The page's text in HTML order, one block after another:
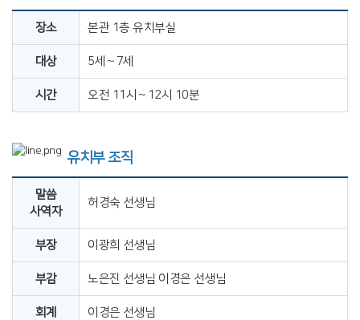
장소 본관 1층 유치부실
대상 5세∼7세
시간 오전 11시∼12시 10분
유치부 조직
말씀
사역자
허경숙 선생님
부장 이광희 선생님
부감 노은진 선생님 이경은 선생님
회계 이경은 선생님